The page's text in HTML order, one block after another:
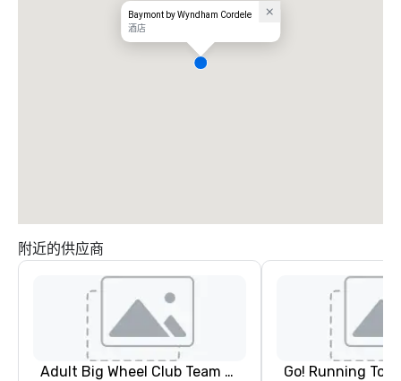
Baymont by Wyndham Cordele
酒店
附近的供应商
Adult Big Wheel Club Team Building & Custom Events Go! Running